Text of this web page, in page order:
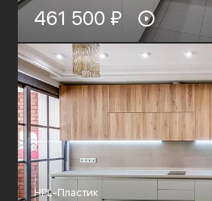
461 500 ₽
HPL-Пластик